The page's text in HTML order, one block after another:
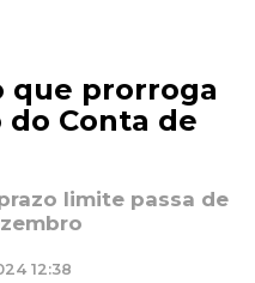
que prorroga
Conta de
limite passa de
12:38